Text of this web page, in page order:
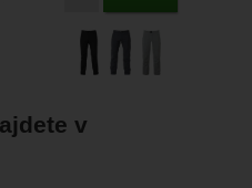
v